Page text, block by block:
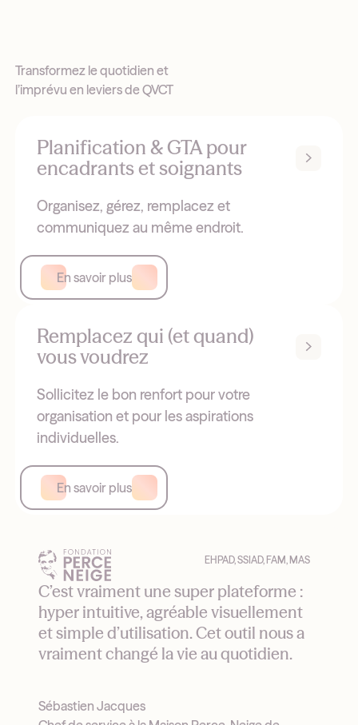
Transformez le quotidien et
l’imprévu en leviers de QVCT
Planification & GTA pour
encadrants et soignants
Organisez, gérez, remplacez et
communiquez au même endroit.
En savoir plus
Remplacez qui (et quand)
vous voudrez
Sollicitez le bon renfort pour votre
organisation et pour les aspirations
individuelles.
En savoir plus
EHPAD, SSIAD, FAM, MAS
C’est vraiment une super plateforme :
hyper intuitive, agréable visuellement
et simple d’utilisation. Cet outil nous a
vraiment changé la vie au quotidien.
Sébastien Jacques